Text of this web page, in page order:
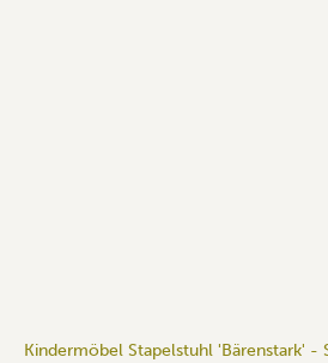
Kindermöbel Stapelstuhl 'Bärenstark' -